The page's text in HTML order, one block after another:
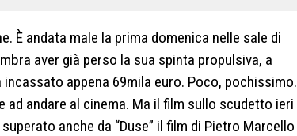
È andata male la prima domenica nelle sale di
aver già perso la sua spinta propulsiva, a
appena 69mila euro. Poco, pochissimo.
andare al cinema. Ma il film sullo scudetto ieri
anche da “Duse” il film di Pietro Marcello